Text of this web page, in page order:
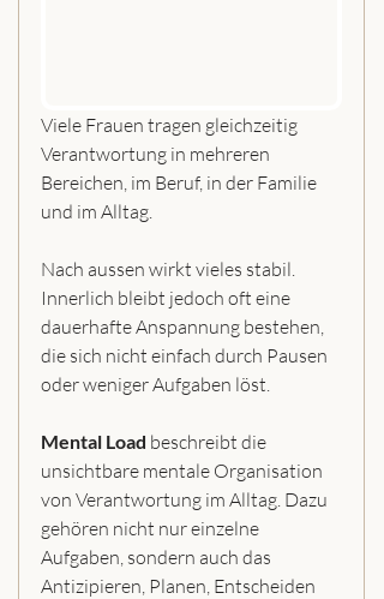
Viele Frauen tragen gleichzeitig
Verantwortung in mehreren
Bereichen, im Beruf, in der Familie
und im Alltag.
Nach aussen wirkt vieles stabil.
Innerlich bleibt jedoch oft eine
dauerhafte Anspannung bestehen,
die sich nicht einfach durch Pausen
oder weniger Aufgaben löst.
Mental Load beschreibt die
unsichtbare mentale Organisation
von Verantwortung im Alltag. Dazu
gehören nicht nur einzelne
Aufgaben, sondern auch das
Antizipieren, Planen, Entscheiden